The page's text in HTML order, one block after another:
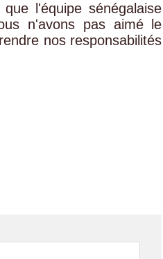
l'équipe sénégalaise
n'avons pas aimé le
nos responsabilités